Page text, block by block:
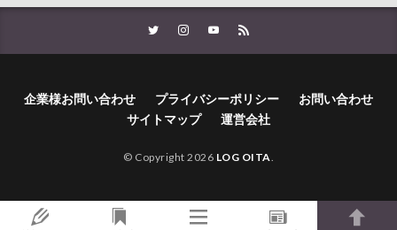
企業様お問い合わせ プライバシーポリシー
お問い合わせ
サイトマップ
運営会社
© Copyright 2026 LOG OITA